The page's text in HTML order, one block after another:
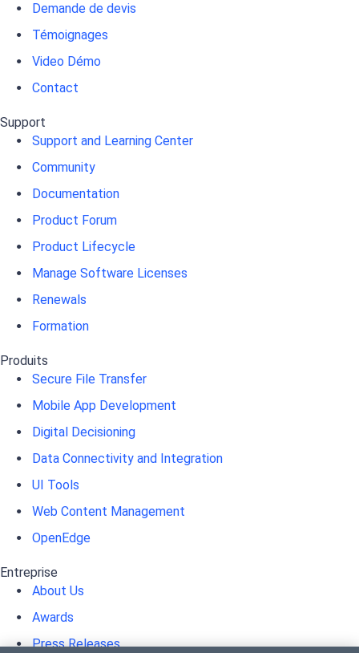
Demande de devis
Témoignages
Video Démo
Contact
Support
Support and Learning Center
Community
Documentation
Product Forum
Product Lifecycle
Manage Software Licenses
Renewals
Formation
Produits
Secure File Transfer
Mobile App Development
Digital Decisioning
Data Connectivity and Integration
UI Tools
Web Content Management
OpenEdge
Entreprise
About Us
Awards
Press Releases